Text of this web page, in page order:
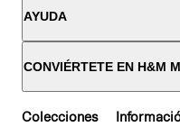
AYUDA
CONVIÉRTETE EN H&M
Colecciones